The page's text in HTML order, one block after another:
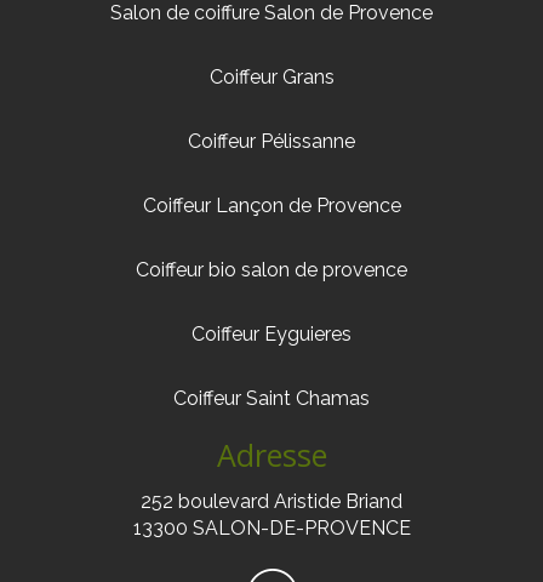
Salon de coiffure Salon de Provence
Coiffeur Grans
Coiffeur Pélissanne
Coiffeur Lançon de Provence
Coiffeur bio salon de provence
Coiffeur Eyguieres
Coiffeur Saint Chamas
Adresse
252 boulevard Aristide Briand
13300 SALON-DE-PROVENCE